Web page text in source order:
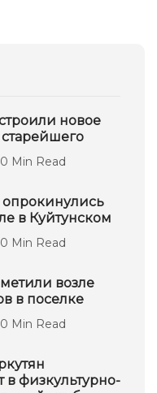
новое
Min Read
в Куйтунском
Min Read
возле
в поселке
Min Read
в физкультурно-